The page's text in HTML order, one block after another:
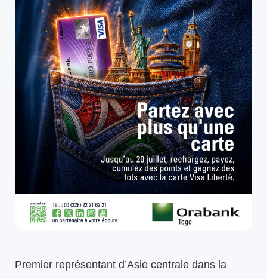
Premier représentant d’Asie centrale dans la